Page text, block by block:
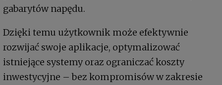
gabarytów napędu.
Dzięki temu użytkownik może efektywnie
rozwijać swoje aplikacje, optymalizować
istniejące systemy oraz ograniczać koszty
inwestycyjne – bez kompromisów w zakresie